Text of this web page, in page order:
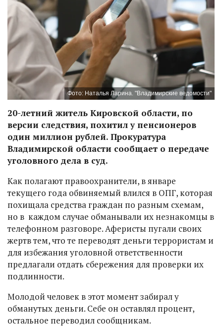
Фото: Наталья Ларина. "Владимирские ведомости"
20-летний житель Кировской области, по
версии следствия, похитил у пенсионеров
один миллион рублей. Прокуратура
Владимирской области сообщает о передаче
уголовного дела в суд.
Как полагают правоохранители, в январе
текущего года обвиняемый влился в ОПГ, которая
похищала средства граждан по разным схемам,
но в каждом случае обманывали их незнакомцы в
телефонном разговоре. Аферисты пугали своих
жертв тем, что те переводят деньги террористам и
для избежания уголовной ответственности
предлагали отдать сбережения для проверки их
подлинности.
Молодой человек в этот момент забирал у
обманутых деньги. Себе он оставлял процент,
остальное переводил сообщникам.